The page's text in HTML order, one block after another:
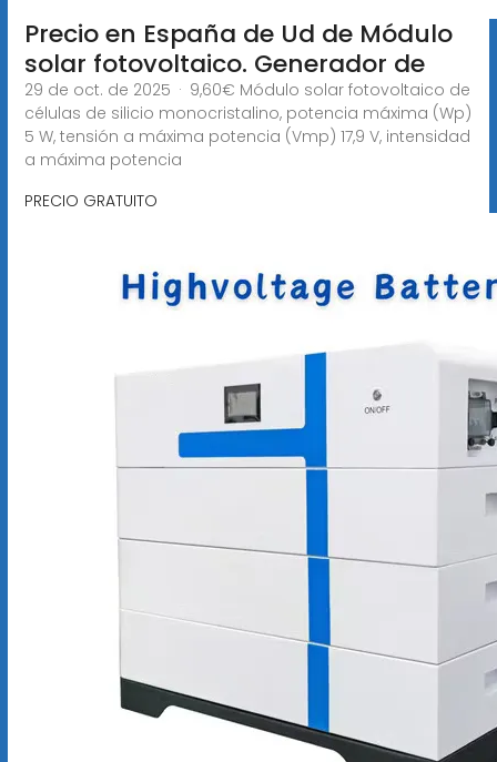
Precio en España de Ud de Módulo
solar fotovoltaico. Generador de
29 de oct. de 2025 · 9,60€ Módulo solar fotovoltaico de
células de silicio monocristalino, potencia máxima (Wp)
5 W, tensión a máxima potencia (Vmp) 17,9 V, intensidad
a máxima potencia
PRECIO GRATUITO